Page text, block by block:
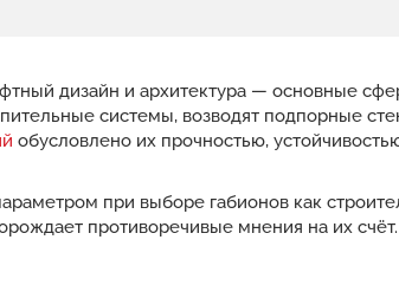
дизайн и архитектура — основные
системы, возводят подпорные
обусловлено их прочностью,
при выборе габионов как
противоречивые мнения на их